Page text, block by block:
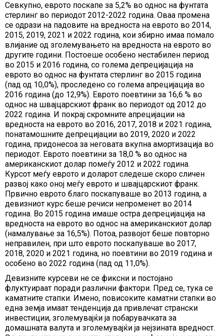
Севкупно, еврото поскапе за 5,2% во однос на фунтата
стерлинг во периодот 2012-2022 година. Оваа промена
се одрази на падовите на вредноста на еврото во 2014,
2015, 2019, 2021 и 2022 година, кои збирно имаа помало
влијание од зголемувањето на вредноста на еврото во
другите години. Постоеше особено нестабилен период
во 2015 и 2016 година, со голема депрецијација на
еврото во однос на фунтата стерлинг во 2015 година
(пад од 10,0%), проследено со голема апрецијација во
2016 година (до 12,9%). Еврото поевтини за 16,6 % во
однос на швајцарскиот франк во периодот од 2012 до
2022 година. И покрај скромните апрецијации на
вредноста на еврото во 2016, 2017, 2018 и 2021 година,
понатамошните депрецијации во 2019, 2020 и 2022
година, придонесоа за неговата вкупна амортизација во
периодот. Еврото поевтини за 18,0 % во однос на
американскиот долар помеѓу 2012 и 2022 година.
Курсот меѓу еврото и доларот следеше скоро сличен
развој како оној меѓу еврото и швајцарскиот франк.
Првично еврото благо поскапуваше во 2013 година, а
девизниот курс беше речиси непроменет во 2014
година. Во 2015 година имаше остра депрецијација на
вредноста на еврото во однос на американскиот долар
(намалување за 16,5%). Потоа, развојот беше повторно
неправилен, при што еврото поскапуваше во 2017,
2018, 2020 и 2021 година, но поевтини во 2019 година и
особено во 2022 година (пад од 11,0%).
Девизните курсеви не се фиксни и постојано
флуктуираат поради различни фактори. Пред се, тука се
каматните стапки. Имено, повисоките каматни стапки во
една земја имаат тенденција да привлечат странски
инвестиции, зголемувајќи ја побарувачката за
домашната валута и зголемувајќи ја нејзината вредност.